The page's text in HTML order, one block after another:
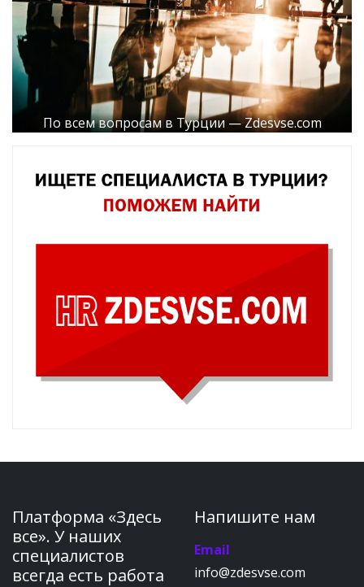
По всем вопросам в Турции — Zdesvse.com
Платформа «Здесь
все». У наших
специалистов
всегда есть работа
Напишите нам
Email
info@zdesvse.com